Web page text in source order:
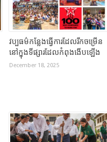
វប្បធម៌កន្លែងធ្វើការដែលរីកចម្រើន
នៅក្នុងទីផ្សារដែលកំពុងងើបឡើង
December 18, 2025